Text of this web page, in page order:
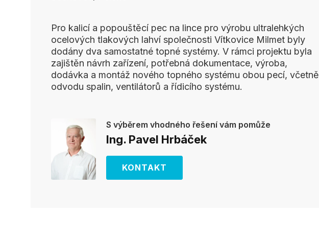
Pro kalicí a popouštěcí pec na lince pro výrobu ultralehkých
ocelových tlakových lahví společnosti Vítkovice Milmet byly
dodány dva samostatné topné systémy. V rámci projektu byla
zajištěn návrh zařízení, potřebná dokumentace, výroba,
dodávka a montáž nového topného systému obou pecí, včetně
odvodu spalin, ventilátorů a řídicího systému.
S výběrem vhodného řešení vám pomůže
Ing. Pavel Hrbáček
KONTAKT